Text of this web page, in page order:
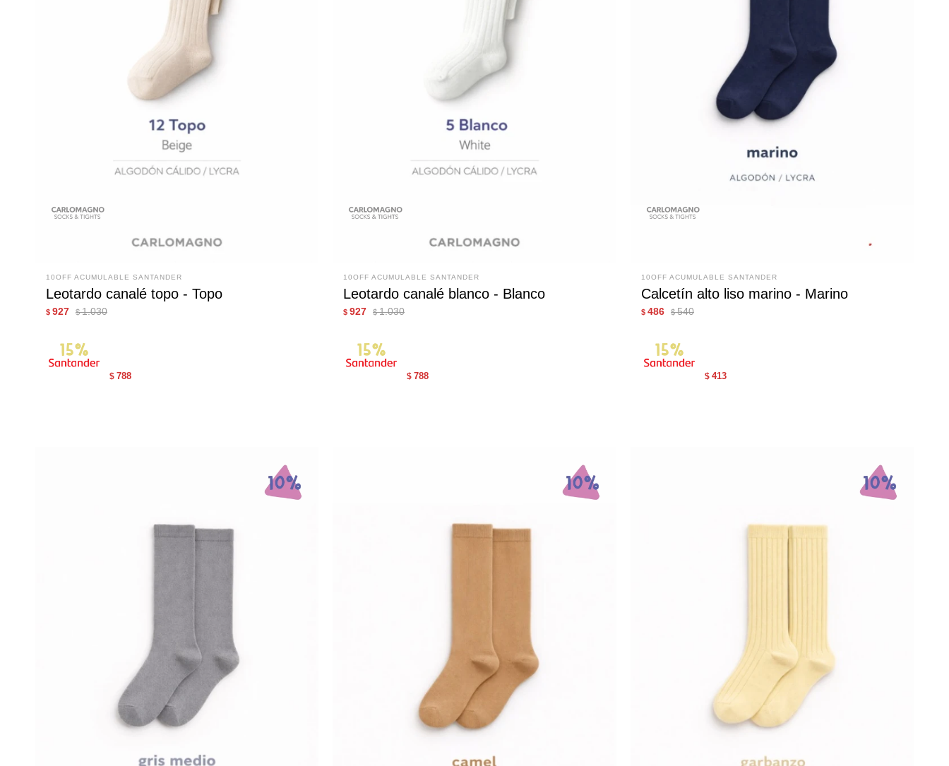
10OFF ACUMULABLE SANTANDER
Leotardo canalé topo - Topo
$ 927 $ 1.030
$ 788
10OFF ACUMULABLE SANTANDER
Leotardo canalé blanco - Blanco
$ 927 $ 1.030
$ 788
10OFF ACUMULABLE SANTANDER
Calcetín alto liso marino - Marino
$ 486 $ 540
$ 413